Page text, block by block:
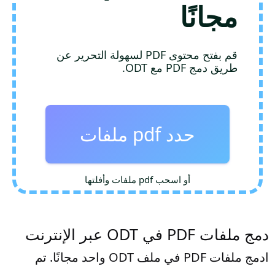
مجانًا
قم بفتح محتوى PDF لسهولة التحرير عن
طريق دمج PDF مع ODT.
حدد pdf ملفات
أو اسحب pdf ملفات وأفلتها
دمج ملفات PDF في ODT عبر الإنترنت
ادمج ملفات PDF في ملف ODT واحد مجانًا. تم